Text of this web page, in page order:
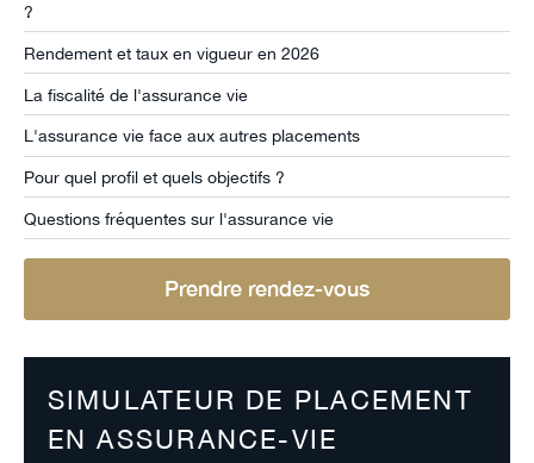
?
Rendement et taux en vigueur en 2026
La fiscalité de l'assurance vie
L'assurance vie face aux autres placements
Pour quel profil et quels objectifs ?
Questions fréquentes sur l'assurance vie
Prendre rendez-vous
SIMULATEUR DE PLACEMENT
EN ASSURANCE-VIE